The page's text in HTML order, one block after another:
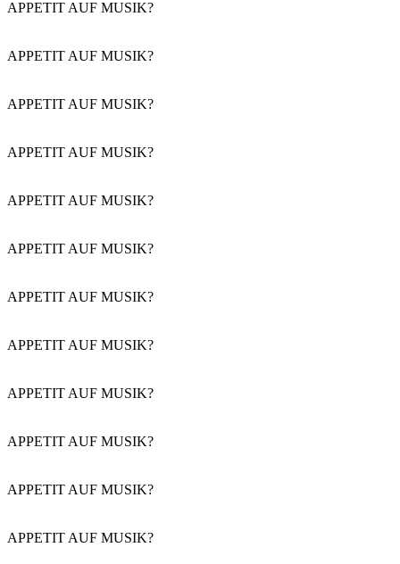
APPETIT AUF MUSIK?
APPETIT AUF MUSIK?
APPETIT AUF MUSIK?
APPETIT AUF MUSIK?
APPETIT AUF MUSIK?
APPETIT AUF MUSIK?
APPETIT AUF MUSIK?
APPETIT AUF MUSIK?
APPETIT AUF MUSIK?
APPETIT AUF MUSIK?
APPETIT AUF MUSIK?
APPETIT AUF MUSIK?